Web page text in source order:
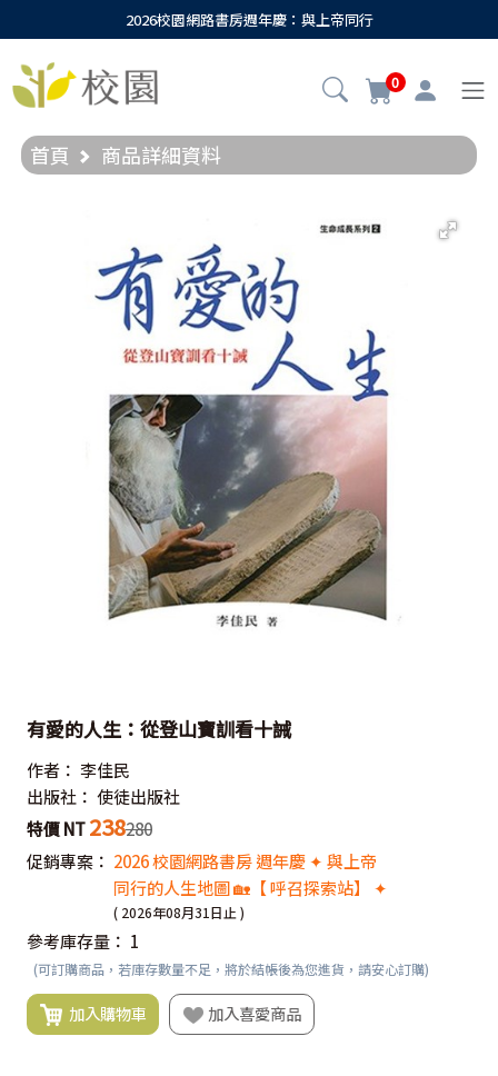
2026校園網路書房週年慶：與上帝同行
0
首頁 商品詳細資料
有愛的人生：從登山寶訓看十誡
作者： 李佳民
出版社： 使徒出版社
特價 NT 238280
促銷專案： 2026 校園網路書房 週年慶 ✦ 與上帝
同行的人生地圖 🏡【 呼召探索站】 ✦
( 2026年08月31日止 )
參考庫存量： 1
(可訂購商品，若庫存數量不足，將於結帳後為您進貨，請安心訂購)
加入購物車 加入喜愛商品